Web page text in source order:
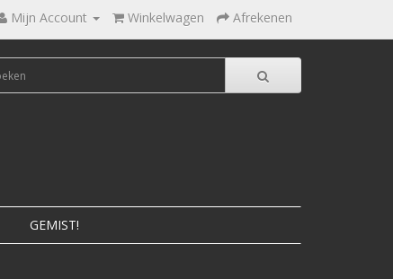
Mijn Account Winkelwagen Afrekenen
GEMIST!